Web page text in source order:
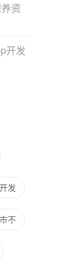
资
开发
发
不